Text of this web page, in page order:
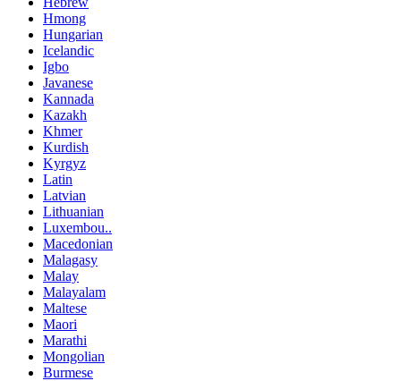
Hmong
Hungarian
Icelandic
Igbo
Javanese
Kannada
Kazakh
Khmer
Kurdish
Kyrgyz
Latin
Latvian
Lithuanian
Luxembou..
Macedonian
Malagasy
Malay
Malayalam
Maltese
Maori
Marathi
Mongolian
Burmese